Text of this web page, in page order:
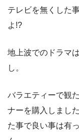
テレビを無くした
よ!?
地上波でのドラマ
し。
バラエティーで観
ナーを購入しまし
た事で良い事は有